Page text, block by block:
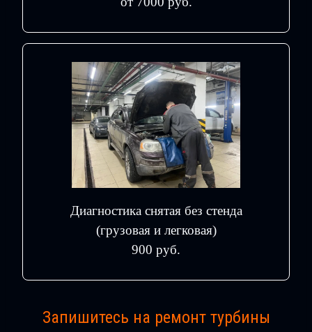
Диагностика снятая без стенда
(грузовая и легковая)
900 руб.
Запишитесь на ремонт турбины